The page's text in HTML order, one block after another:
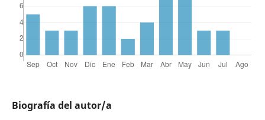
Biografía del autor/a